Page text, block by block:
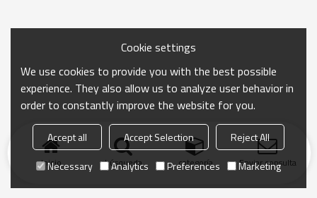
Inicio búsqueda categoría Enviar consulta
Cookie settings
We use cookies to provide you with the best possible
experience. They also allow us to analyze user behavior in
order to constantly improve the website for you.
Accept all Accept Selection
Reject All
Necessary
Analytics Preferences Marketing